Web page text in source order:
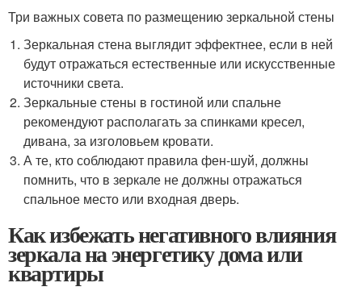
Три важных совета по размещению зеркальной стены
Зеркальная стена выглядит эффектнее, если в ней
будут отражаться естественные или искусственные
источники света.
Зеркальные стены в гостиной или спальне
рекомендуют располагать за спинками кресел,
дивана, за изголовьем кровати.
А те, кто соблюдают правила фен-шуй, должны
помнить, что в зеркале не должны отражаться
спальное место или входная дверь.
Как избежать негативного влияния
зеркала на энергетику дома или
квартиры